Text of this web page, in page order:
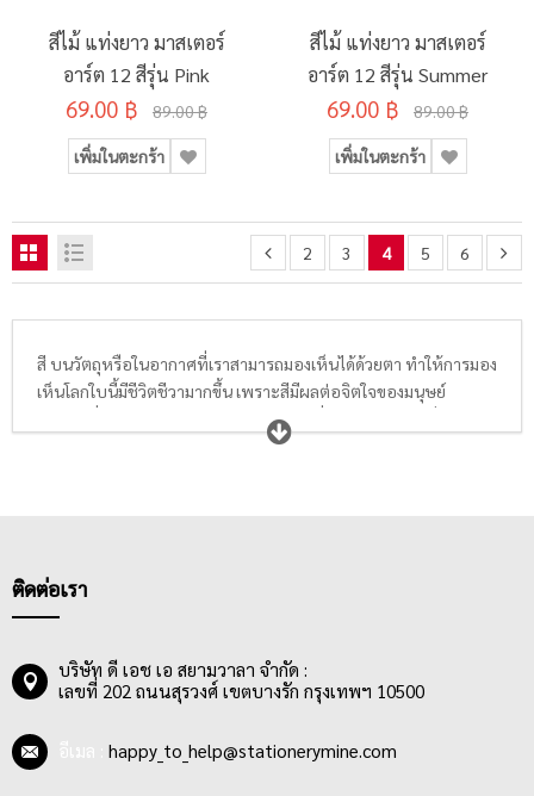
สีไม้ แท่งยาว มาสเตอร์
อาร์ต 12 สีรุ่น Pink
69.00 ฿ 89.00 ฿
เพิ่มในตะกร้า
สีไม้ แท่งยาว มาสเตอร์
อาร์ต 12 สีรุ่น Summer
69.00 ฿ 89.00 ฿
เพิ่มในตะกร้า
2 3 4 5 6
สี บนวัตถุหรือในอากาศที่เราสามารถมองเห็นได้ด้วยตา ทำให้การมอง
เห็นโลกใบนี้มีชีวิตชีวามากขึ้น เพราะสีมีผลต่อจิตใจของมนุษย์
สามารถสื่อความรู้สึกและอารมณ์ต่างๆได้ เมื่อทารกแรกเกิดเริ่มมอง
เห็นสี และเริ่มเรียนรู้ที่จะจดจำสี พ่อแม่ผู้ปกครองส่วนใหญ่มักจะเลือก
อาจจะเริ่มลองใช้
ติดต่อเรา
บริษัท ดี เอช เอ สยามวาลา จำกัด :
เลขที่ 202 ถนนสุรวงศ์ เขตบางรัก กรุงเทพฯ 10500
happy_to_help@stationerymine.com